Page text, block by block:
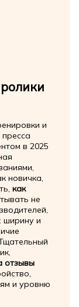
и
в 2025
новичка,
как
не
ширину и
отзывы
и уровню